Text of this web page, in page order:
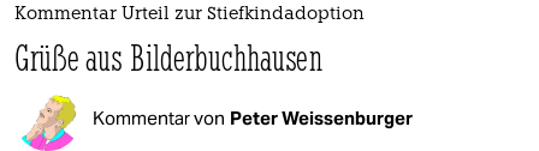
berlin
nord
wahrheit
Kommentar Urteil zur Stiefkindadoption
Grüße aus Bilderbuchhausen
Kommentar von Peter Weissenburger